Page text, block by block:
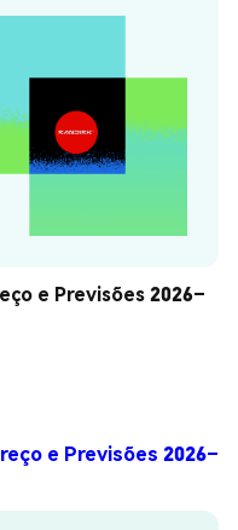
e Previsões 2026–
e Previsões 2026–